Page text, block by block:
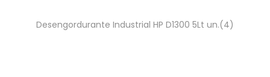
Desengordurante Industrial HP D1300 5Lt un.(4)